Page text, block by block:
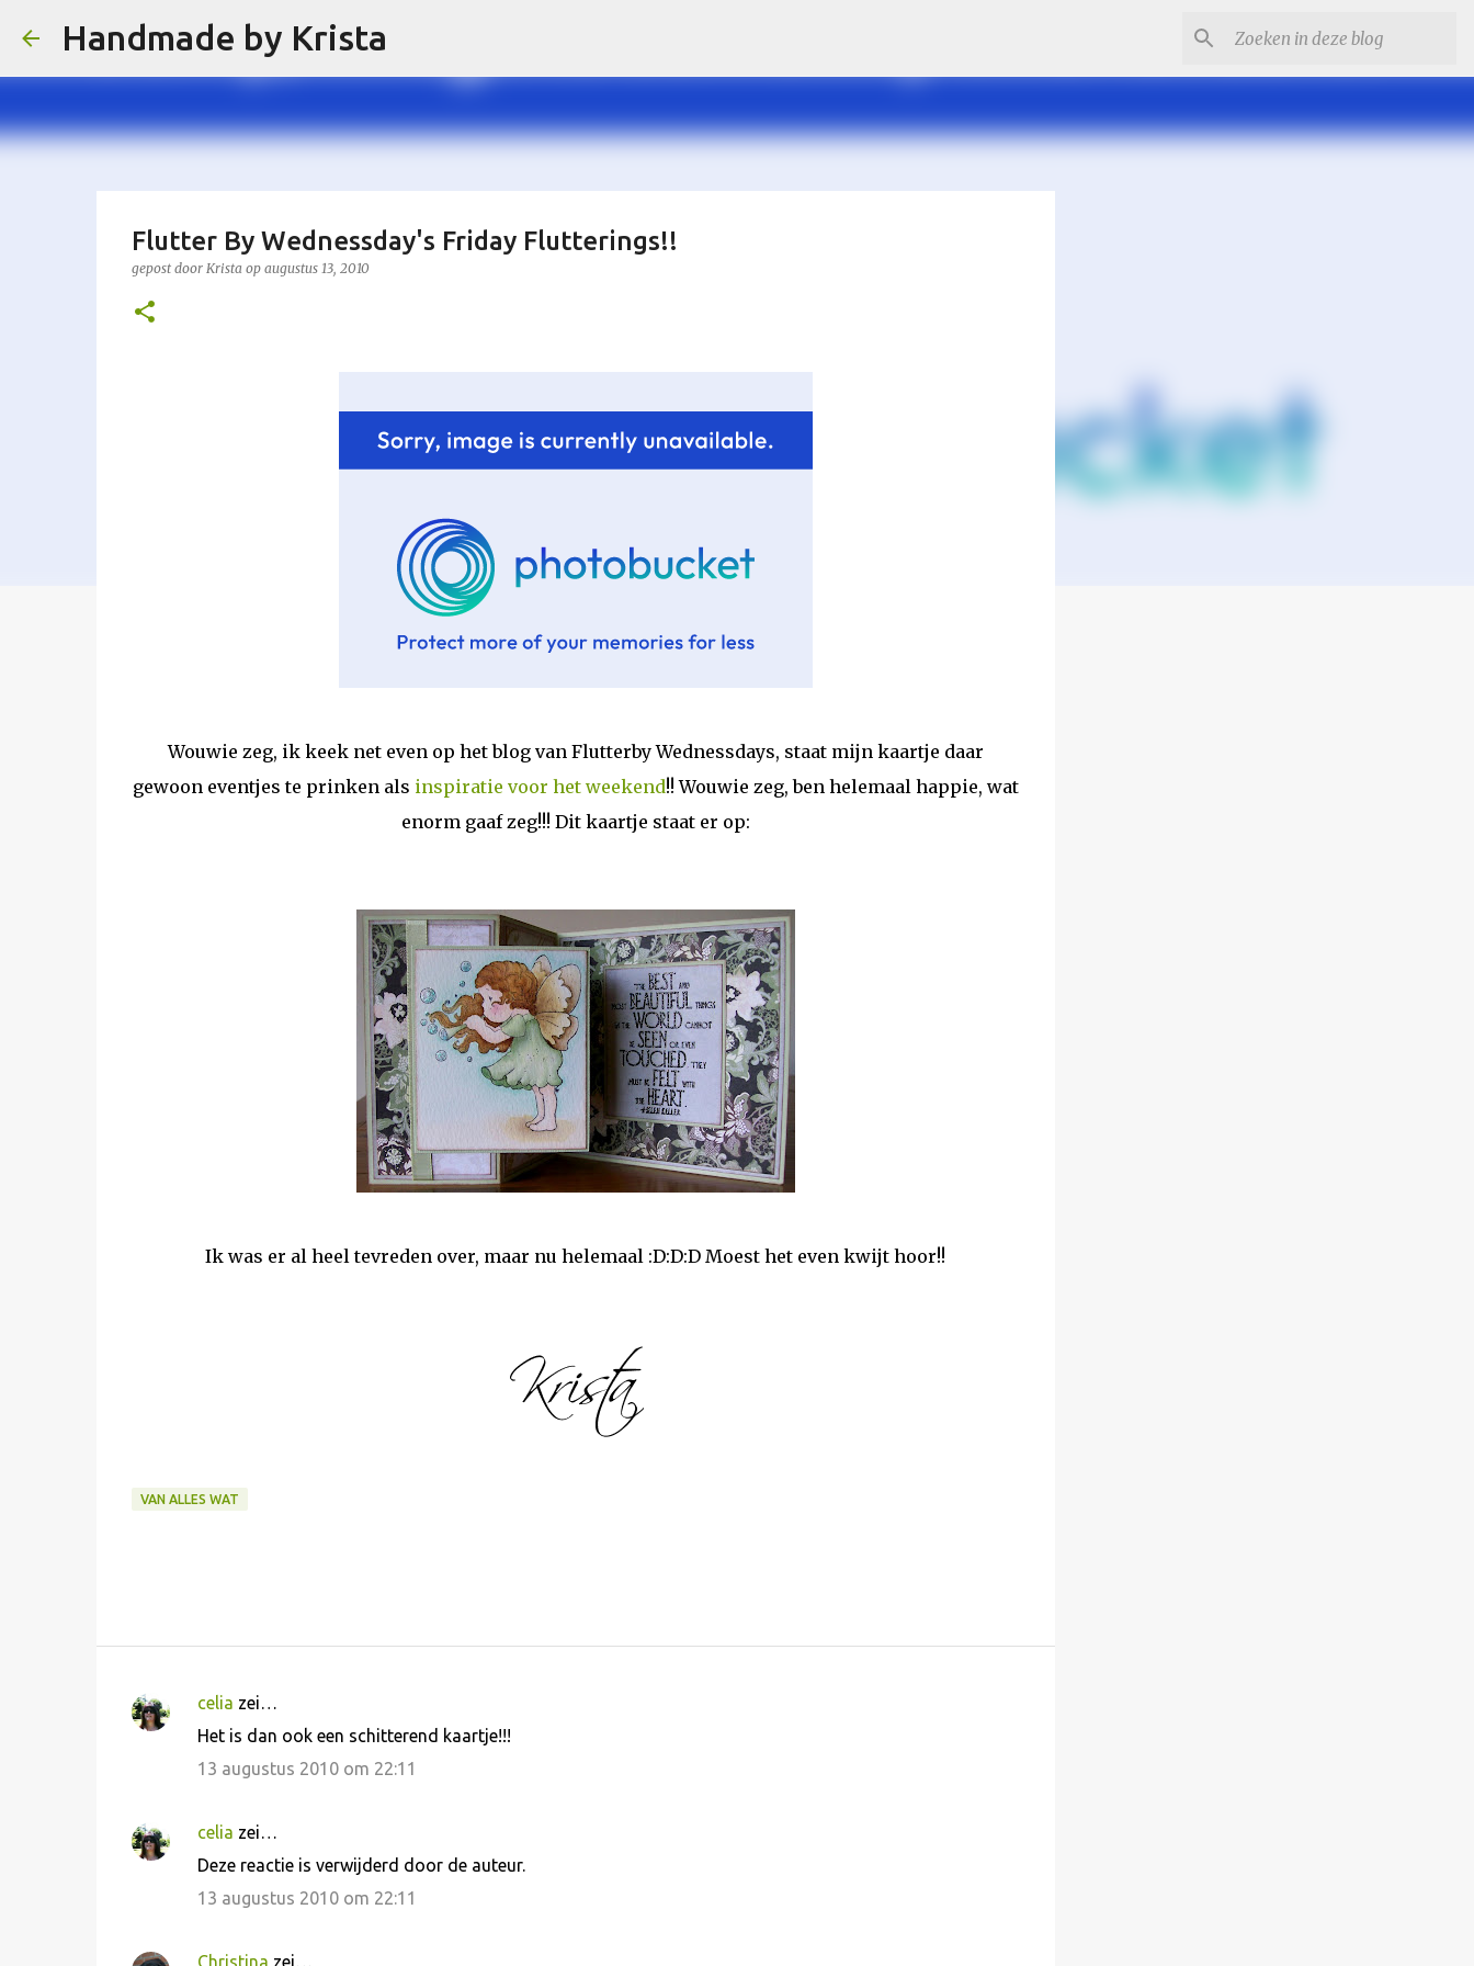
Handmade by Krista
Flutter By Wednessday's Friday Flutterings!!
gepost door Krista op augustus 13, 2010
Wouwie zeg, ik keek net even op het blog van Flutterby Wednessdays, staat mijn kaartje daar
gewoon eventjes te prinken als inspiratie voor het weekend!! Wouwie zeg, ben helemaal happie, wat
enorm gaaf zeg!!! Dit kaartje staat er op:
Ik was er al heel tevreden over, maar nu helemaal :D:D:D Moest het even kwijt hoor!!
VAN ALLES WAT
R
t
celia zei…
Het is dan ook een schitterend kaartje!!!
13 augustus 2010 om 22:11
celia zei…
Deze reactie is verwijderd door de auteur.
13 augustus 2010 om 22:11
Christina zei…